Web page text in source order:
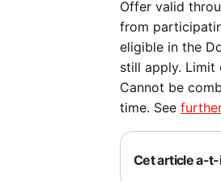
Offer valid
from
eligible in the
still apply. Limit
Cannot be
time. See
Cet article a-